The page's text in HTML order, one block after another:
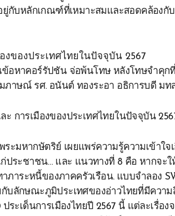
กับหลักเกณฑ์ที่เหมาะสมและสอดคล้องกั
ของประเทศไทยในปัจจุบัน 2567
หาคอร์รัปชัน จ่อพ้นโทษ หลังโทษจำคุก
าษณ์ รศ. อนันต์ ทองระอา อธิการบดี มท
ะมหากษัตริย์ เผยแพร่ความรู้ความเข้าใจ
ระชาชน… และ แนวทางที่ 8 คือ หากจะ
ภาระหนี้ของภาคครัวเรือน. แบบจำลอง
ลักษณะภูมิประเทศของอ่าวไทยที่มีความ
เด็นการเมืองไทยปี 2567 นี้ แต่ละเรื่องจ